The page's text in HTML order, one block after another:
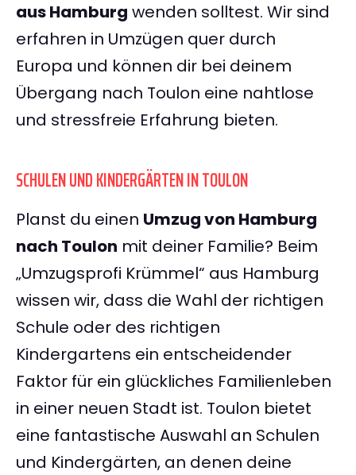
aus Hamburg wenden solltest. Wir sind
erfahren in Umzügen quer durch
Europa und können dir bei deinem
Übergang nach Toulon eine nahtlose
und stressfreie Erfahrung bieten.
SCHULEN UND KINDERGÄRTEN IN TOULON
Planst du einen Umzug von Hamburg
nach Toulon mit deiner Familie? Beim
„Umzugsprofi Krümmel“ aus Hamburg
wissen wir, dass die Wahl der richtigen
Schule oder des richtigen
Kindergartens ein entscheidender
Faktor für ein glückliches Familienleben
in einer neuen Stadt ist. Toulon bietet
eine fantastische Auswahl an Schulen
und Kindergärten, an denen deine